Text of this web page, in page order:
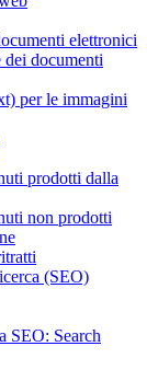
elettronici
documenti
per le immagini
prodotti dalla
non prodotti
(SEO)
SEO: Search